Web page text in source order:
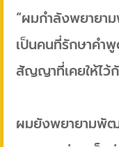
“ผมกำลังพยายา
เป็นคนที่รักษาคำ
สัญญาที่เคยให้ไว้
ผมยังพยายามพั